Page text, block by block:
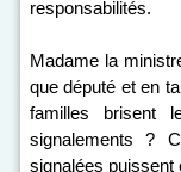
responsabilités.
Madame la
que député et en
familles brisent
signalements ?
signalées puissent